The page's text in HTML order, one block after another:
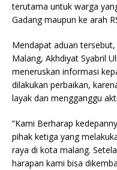
terutama untuk warga
Gadang maupun ke arah
Mendapat aduan
Malang, Akhdiyat Syabril
meneruskan informasi
dilakukan perbaikan,
layak dan mengganggu
“Kami Berharap
pihak ketiga yang
raya di kota malang.
harapan kami bisa